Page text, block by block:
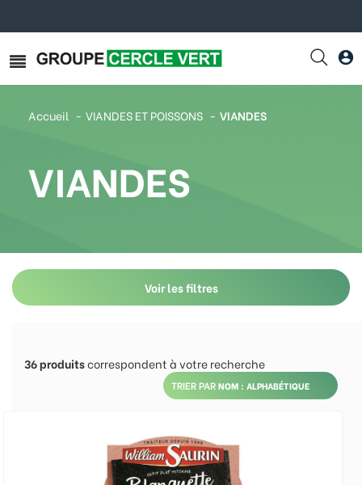
Accueil VIANDES ET POISSONS VIANDES
VIANDES
Voir les filtres
36produitscorrespondent à votre recherche
TRIER PAR